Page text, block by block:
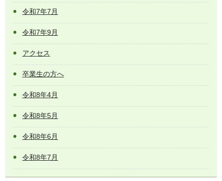
令和7年7月
令和7年9月
アクセス
卒業生の方へ
令和8年4月
令和8年5月
令和8年6月
令和8年7月